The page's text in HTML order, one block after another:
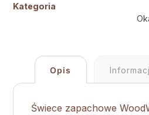
Kategoria
Opis
Świece zapachowe